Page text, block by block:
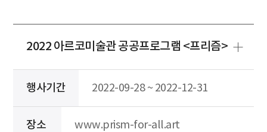
2022 아르코미술관 공공프로그램 <프리즘>
행사기간 2022-09-28 ~ 2022-12-31
장소 www.prism-for-all.art